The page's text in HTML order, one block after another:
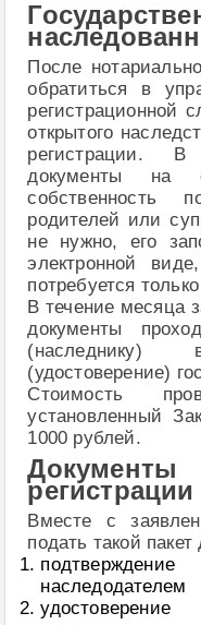
После
обратиться в
регистрационной
открытого
регистрации.
документы на
собственность
родителей или
не нужно, его
электронной
потребуется
В течение месяца
документы
(наследнику)
(удостоверение)
Стоимость
установленный
1000 рублей.
Вместе с
подать такой пакет
наследодателем